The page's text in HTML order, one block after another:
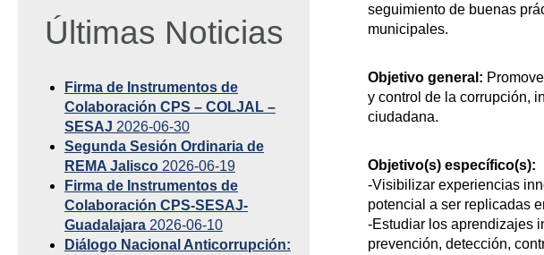
seguimiento de buenas
municipales.
Objetivo general:
y control de la corrupción,
ciudadana.
Objetivo(s) específico(s):
-Visibilizar experiencias
potencial a ser replicadas
-Estudiar los aprendizajes
prevención, detección,
Últimas Noticias
Firma de Instrumentos de
Colaboración CPS – COLJAL –
SESAJ 2026-06-30
Segunda Sesión Ordinaria de
REMA Jalisco 2026-06-19
Firma de Instrumentos de
Colaboración CPS-SESAJ-
Guadalajara 2026-06-10
Diálogo Nacional Anticorrupción: